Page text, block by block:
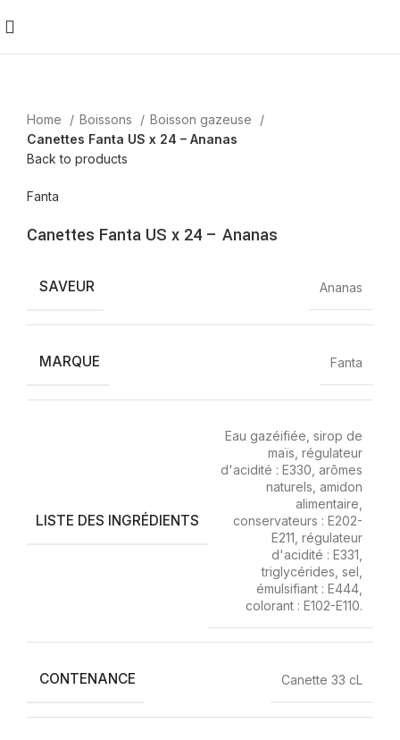
Home Boissons
Boisson gazeuse
Canettes Fanta US x 24 – Ananas
Back to products
Fanta
Canettes Fanta US x 24 – Ananas
SAVEUR Ananas
MARQUE Fanta
LISTE DES INGRÉDIENTS
Eau gazéifiée, sirop de
maïs, régulateur
d'acidité : E330, arômes
naturels, amidon
alimentaire,
conservateurs : E202-
E211, régulateur
d'acidité : E331,
triglycérides, sel,
émulsifiant : E444,
colorant : E102-E110.
CONTENANCE Canette 33 cL